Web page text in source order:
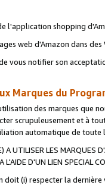
l'application shopping
web d'Amazon dans
vous notifier son
Marques du
des marques que
scrupuleusement et à
automatique de
UTILISER LES MARQUES
D'UN LIEN SPECIAL
(i) respecter la